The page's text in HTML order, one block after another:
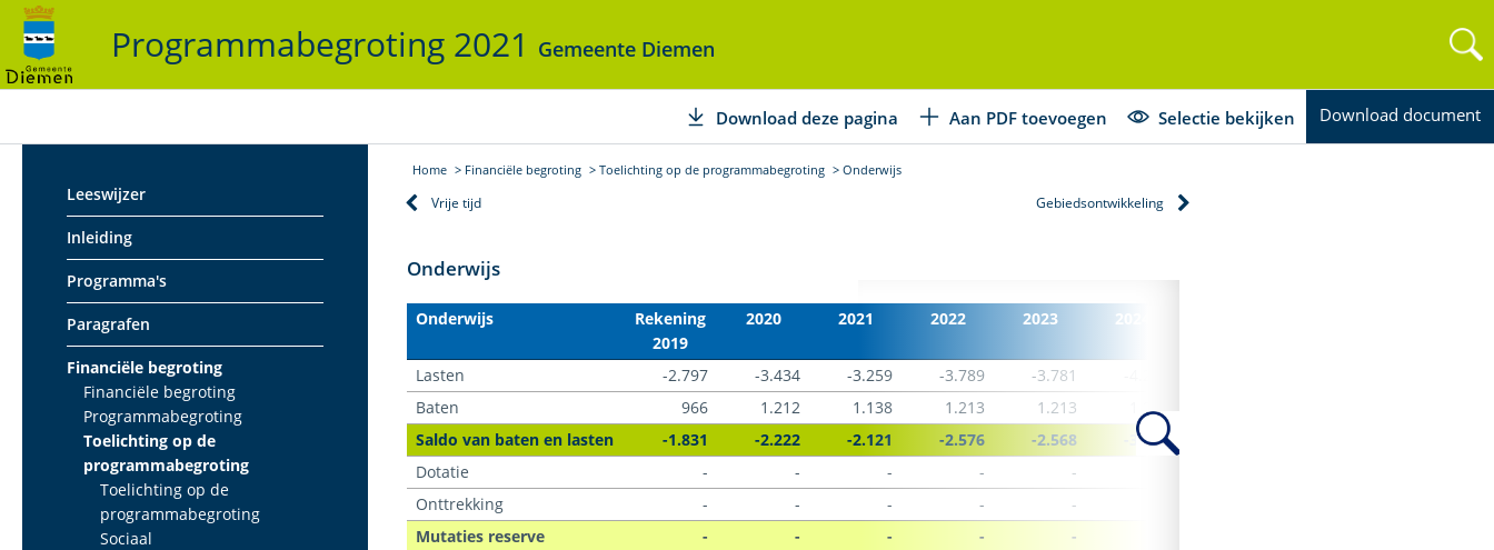
Programmabegroting 2021 Gemeente Diemen
Download deze pagina Aan PDF toevoegen Selectie bekijken Download document
Leeswijzer
Inleiding
Programma's
Paragrafen
Financiële begroting
Financiële begroting
Programmabegroting
Toelichting op de
programmabegroting
Toelichting op de
programmabegroting
Sociaal
Home Financiële begroting Toelichting op de programmabegroting Onderwijs
Vrije tijd Gebiedsontwikkeling
Onderwijs
Onderwijs
Rekening
2019
2020 2021 2022 2023 2024
Lasten -2.797 -3.434 -3.259 -3.789 -3.781
Baten
966 1.212 1.138 1.213 1.213
1.213
Saldo van baten en lasten
-1.831 -2.222 -2.121 -2.576 -2.568
-3.082
Dotatie
- - - - -
Onttrekking
- - - - -
Mutaties reserve
- - - - -